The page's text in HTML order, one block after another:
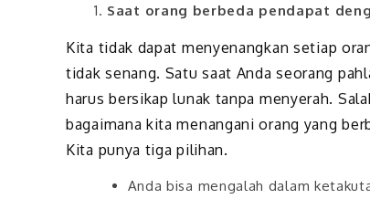
Saat orang berbeda pendapat
Kita tidak dapat menyenangkan setiap
tidak senang. Satu saat Anda seorang
harus bersikap lunak tanpa menyerah.
bagaimana kita menangani orang yang
Kita punya tiga pilihan.
Anda bisa mengalah dalam